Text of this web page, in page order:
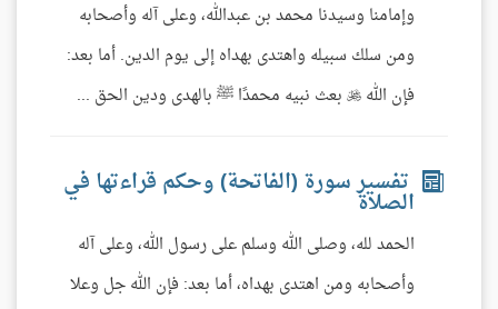
وإمامنا وسيدنا محمد بن عبدالله، وعلى آله وأصحابه
ومن سلك سبيله واهتدى بهداه إلى يوم الدين. أما بعد:
فإن الله  بعث نبيه محمدًا ﷺ بالهدى ودين الحق ...
تفسير سورة (الفاتحة) وحكم قراءتها في
الصلاة
الحمد لله، وصلى الله وسلم على رسول الله، وعلى آله
وأصحابه ومن اهتدى بهداه، أما بعد: فإن الله جل وعلا